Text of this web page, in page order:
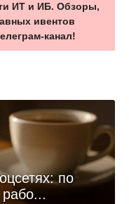
ИТ и ИБ. Обзоры,
ивентов
канал!
по